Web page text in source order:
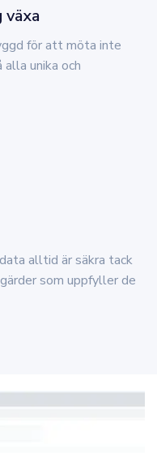
för att möta inte
unika och
alltid är säkra tack
som uppfyller de